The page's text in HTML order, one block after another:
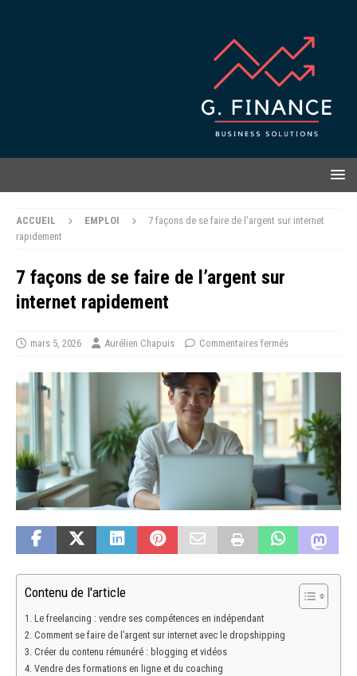
ACCUEIL EMPLOI
7 façons de se faire de l’argent sur internet
rapidement
7 façons de se faire de l’argent sur
internet rapidement
mars 5, 2026 Aurélien Chapuis Commentaires fermés
Contenu de l'article
Le freelancing : vendre ses compétences en indépendant
Comment se faire de l’argent sur internet avec le dropshipping
Créer du contenu rémunéré : blogging et vidéos
Vendre des formations en ligne et du coaching